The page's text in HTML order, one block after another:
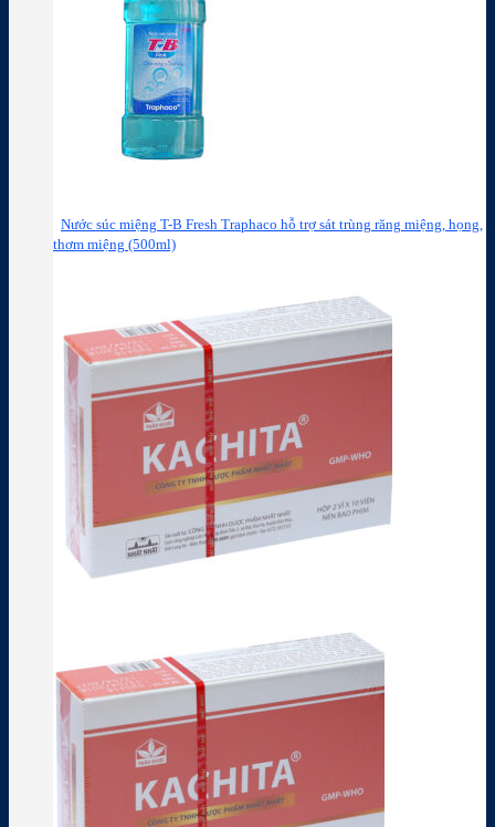
Nước súc miệng T-B Fresh Traphaco hỗ trợ sát trùng răng miệng, họng,
thơm miệng (500ml)